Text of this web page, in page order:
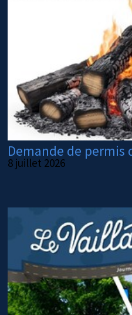
Demande de permis
8 juillet 2026